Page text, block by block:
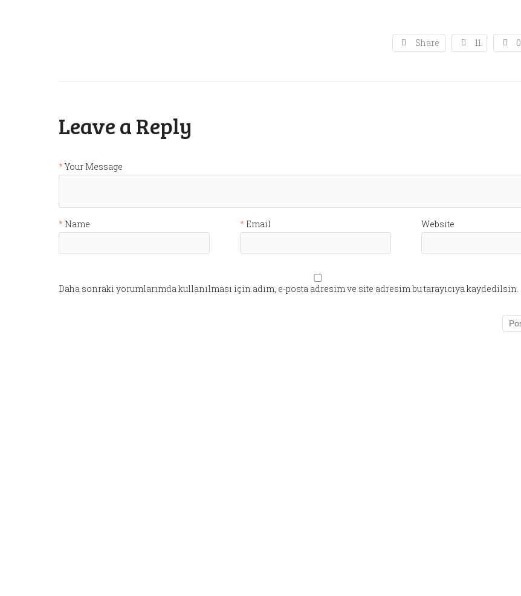
Share 11 0
Leave a Reply
Your Message
Name Email Website
Daha sonraki yorumlarımda kullanılması için adım, e-posta adresim ve site adresim bu tarayıcıya kaydedilsin.